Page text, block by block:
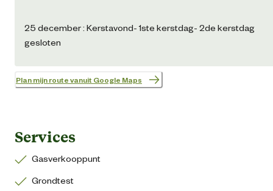
25 december : Kerstavond- 1ste kerstdag- 2de kerstdag
gesloten
Plan mijn route vanuit Google Maps
Services
Gasverkooppunt
Grondtest